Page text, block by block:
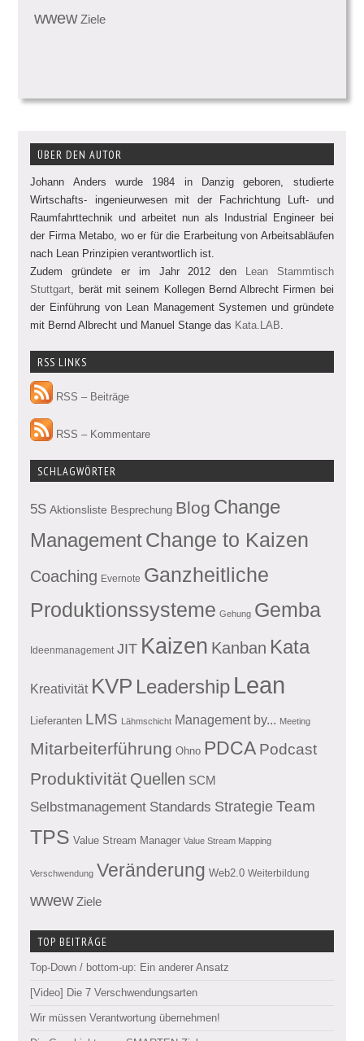
wwew Ziele
ÜBER DEN AUTOR
Johann Anders wurde 1984 in Danzig geboren, studierte
Wirtschafts- ingenieurwesen mit der Fachrichtung Luft- und
Raumfahrttechnik und arbeitet nun als Industrial Engineer bei
der Firma Metabo, wo er für die Erarbeitung von Arbeitsabläufen
nach Lean Prinzipien verantwortlich ist.
Zudem gründete er im Jahr 2012 den
Lean Stammtisch
Stuttgart, berät mit seinem Kollegen Bernd Albrecht Firmen bei
der Einführung von Lean Management Systemen und gründete
mit Bernd Albrecht und Manuel Stange das Kata.LAB.
RSS LINKS
RSS – Beiträge
RSS – Kommentare
SCHLAGWÖRTER
5S Aktionsliste Besprechung Blog Change
ManagementChange to Kaizen
Coaching Evernote Ganzheitliche
Produktionssysteme Gehung Gemba
Ideenmanagement JIT Kaizen Kanban Kata
Kreativität KVP Leadership Lean
Lieferanten LMS Lähmschicht Management by... Meeting
Mitarbeiterführung Ohno PDCA Podcast
Produktivität Quellen SCM
Selbstmanagement Standards Strategie Team
TPS Value Stream Manager Value Stream Mapping
Verschwendung Veränderung Web2.0 Weiterbildung
wwew Ziele
TOP BEITRÄGE
Top-Down / bottom-up: Ein anderer Ansatz
[Video] Die 7 Verschwendungsarten
Wir müssen Verantwortung übernehmen!